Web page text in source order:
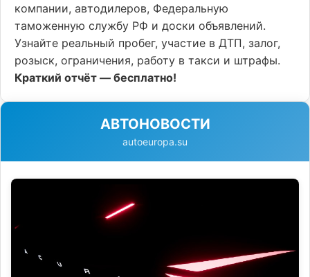
компании, автодилеров, Федеральную
таможенную службу РФ и доски объявлений.
Узнайте реальный пробег, участие в ДТП, залог,
розыск, ограничения, работу в такси и штрафы.
Краткий отчёт — бесплатно!
АВТОНОВОСТИ
autoeuropa.su